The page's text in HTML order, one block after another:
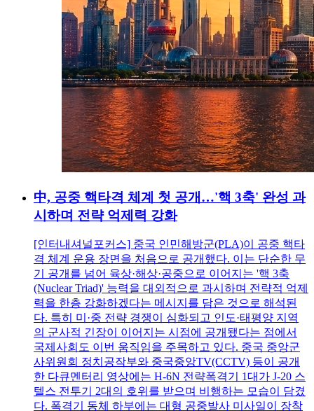
中, 공중 핵타격 체계 첫 공개…'핵 3축' 완성 과
시하며 전략 억제력 강화
[인터내셔널포커스] 중국 인민해방군(PLA)이 공중 핵타
격 체계 운용 장면을 처음으로 공개했다. 이는 단순한 무
기 공개를 넘어 육상·해상·공중으로 이어지는 '핵 3축
(Nuclear Triad)' 능력을 대외적으로 과시하며 전략적 억제
력을 한층 강화하겠다는 메시지를 담은 것으로 해석된
다. 특히 미·중 전략 경쟁이 심화되고 인도·태평양 지역
의 군사적 긴장이 이어지는 시점에 공개됐다는 점에서
국제사회도 이번 움직임을 주목하고 있다. 중국 중앙군
사위원회 정치공작부와 중국중앙TV(CCTV) 등이 공개
한 다큐멘터리 영상에는 H-6N 전략폭격기 1대가 J-20 스
텔스 전투기 2대의 호위를 받으며 비행하는 모습이 담겼
다. 폭격기 동체 하부에는 대형 공중발사 미사일이 장착